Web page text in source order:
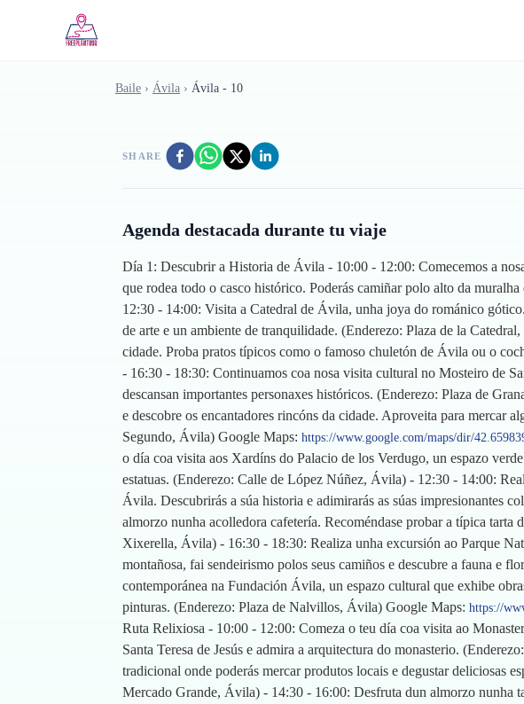
Baile › Ávila › Ávila - 10
SHARE
Agenda destacada durante tu viaje
Día 1: Descubrir a Historia de Ávila - 10:00 - 12:00: Comecemos a
que rodea todo o casco histórico. Poderás camiñar polo alto da
12:30 - 14:00: Visita a Catedral de Ávila, unha joya do románico
de arte e un ambiente de tranquilidade. (Enderezo: Plaza de la
cidade. Proba pratos típicos como o famoso chuletón de Ávila ou o
- 16:30 - 18:30: Continuamos coa nosa visita cultural no Mosteiro de
descansan importantes personaxes históricos. (Enderezo: Plaza de
e descobre os encantadores rincóns da cidade. Aproveita para mercar
Segundo, Ávila) Google Maps: https://www.google.com/maps/dir/
o día coa visita aos Xardíns do Palacio de los Verdugo, un espazo
estatuas. (Enderezo: Calle de López Núñez, Ávila) - 12:30 - 14:00:
Ávila. Descubrirás a súa historia e adimirarás as súas impresionantes
almorzo nunha acolledora cafetería. Recoméndase probar a típica
Xixerella, Ávila) - 16:30 - 18:30: Realiza unha excursión ao Parque
montañosa, fai sendeirismo polos seus camiños e descubre a fauna e
contemporánea na Fundación Ávila, un espazo cultural que exhibe
pinturas. (Enderezo: Plaza de Nalvillos, Ávila) Google Maps: https://
Ruta Relixiosa - 10:00 - 12:00: Comeza o teu día coa visita ao
Santa Teresa de Jesús e admira a arquitectura do monasterio.
tradicional onde poderás mercar produtos locais e degustar deliciosas
Mercado Grande, Ávila) - 14:30 - 16:00: Desfruta dun almorzo nunha